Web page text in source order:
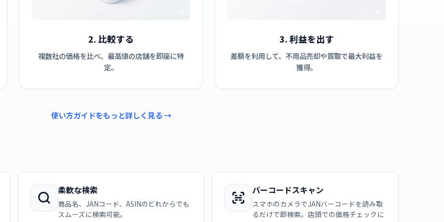
2. 比較する
複数社の価格を比べ、最高値の店舗を即座に特
定。
3. 利益を出す
差額を利用して、不用品売却や買取で最大利益を
獲得。
使い方ガイドをもっと詳しく見る →
柔軟な検索
商品名、JANコード、ASINのどれからでも
スムーズに検索可能。
バーコードスキャン
スマホのカメラでJANバーコードを読み取
るだけで即検索。店頭での価格チェックに